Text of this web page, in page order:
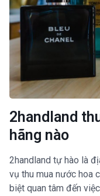
2handland
hãng nào
2handland tự hào là
vụ thu mua nước hoa
biệt quan tâm đến